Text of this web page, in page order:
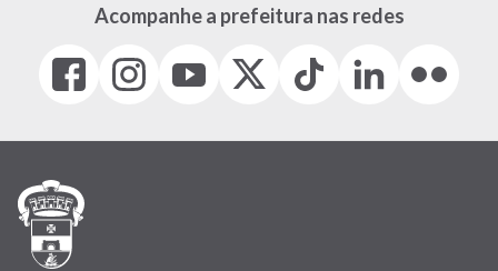
Acompanhe a prefeitura nas redes
Facebook
(link
em
janela)
Instagram
(link
em
(link
em
(Antigo
(link
Tiktok
(link
em
LinkedIn
(link
em
(link
em